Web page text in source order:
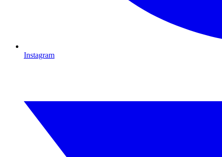
Instagram